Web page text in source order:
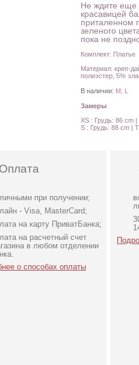
Не ждите еще
красавицей
приталенном
зеленого
пока не
Комплект: Платье
Материал: креп-
полиэстер, 5%
В наличии: M, L
Замеры
XS : Грудь: 86 cm
S : Грудь: 88 cm |
Оплата
при получении;
- Visa, MasterCard;
на карту ПриватБанка;
на расчетный счет
в любом отделении
о способах оплаты